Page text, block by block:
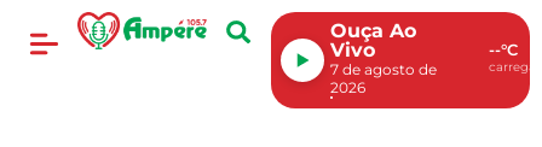
Ouça Ao
Vivo
7 de agosto de
2026
--°C